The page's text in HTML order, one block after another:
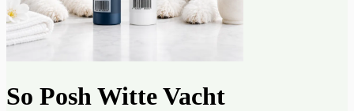
So Posh Witte Vacht